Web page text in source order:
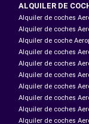
ALQUILER DE
Alquiler de coches
Alquiler de coches
Alquiler de coche
Alquiler de coches
Alquiler de coches
Alquiler de coches
Alquiler de coches
Alquiler de coches
Alquiler de coches
Alquiler de coches